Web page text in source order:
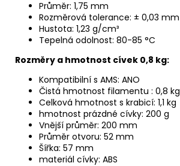
Průměr: 1,75 mm
Rozměrová tolerance: ± 0,03 mm
Hustota: 1,23 g/cm³
Tepelná odolnost: 80-85 °C
Rozměry a hmotnost cívek 0,8 kg:
Kompatibilní s AMS: ANO
Čistá hmotnost filamentu : 0,8 kg
Celková hmotnost s krabicí: 1,1 kg
hmotnost prázdné cívky: 200 g
Vnější průměr: 200 mm
Průměr otvoru: 52 mm
Šířka: 57 mm
materiál cívky: ABS